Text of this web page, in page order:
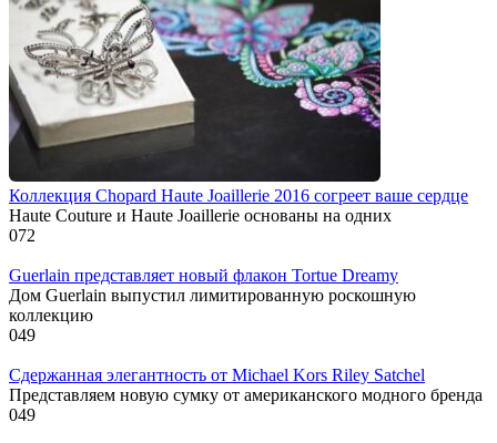
Коллекция Chopard Haute Joaillerie 2016 согреет ваше сердце
Haute Couture и Haute Joaillerie основаны на одних
072
Guerlain представляет новый флакон Tortue Dreamy
Дом Guerlain выпустил лимитированную роскошную
коллекцию
049
Сдержанная элегантность от Michael Kors Riley Satchel
Представляем новую сумку от американского модного бренда
049